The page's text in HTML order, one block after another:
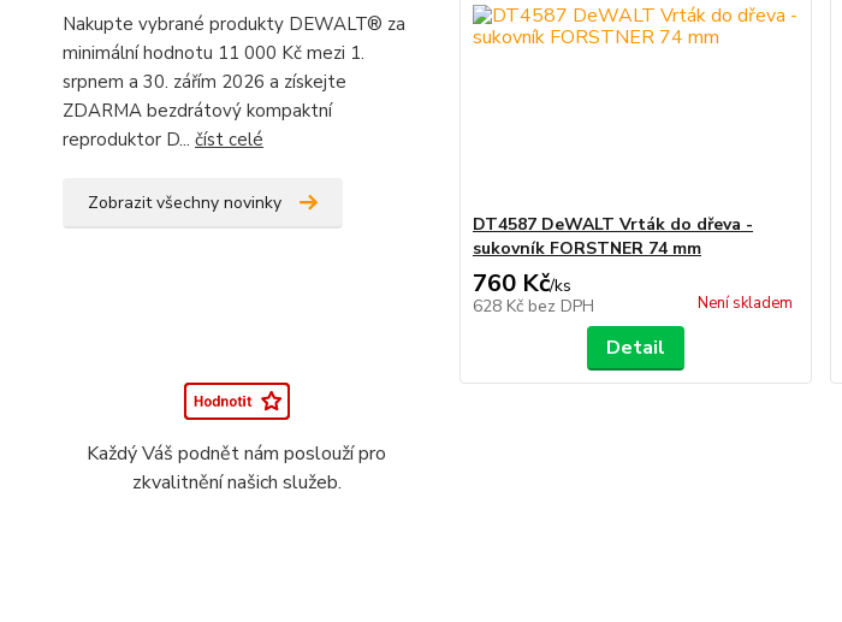
Nakupte vybrané produkty DEWALT® za
minimální hodnotu 11 000 Kč mezi 1.
srpnem a 30. zářím 2026 a získejte
ZDARMA bezdrátový kompaktní
reproduktor D... číst celé
Zobrazit všechny novinky
Každý Váš podnět nám poslouží pro
zkvalitnění našich služeb.
DT4587 DeWALT Vrták do dřeva -
sukovník FORSTNER 74 mm
760 Kč/ks
628 Kč bez DPH Není skladem
Detail